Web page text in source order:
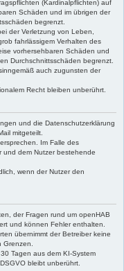
(Kardinalpflichten) auf
Schäden und im übrigen der
begrenzt.
der Verletzung von Leben,
fahrlässigem Verhalten des
vorhersehbaren Schäden und
Durchschnittsschäden begrenzt.
auch zugunsten der
Recht bleiben unberührt.
und die Datenschutzerklärung
mitgeteilt.
Im Falle des
und dem Nutzer bestehende
wenn der Nutzer den
der Fragen rund um openHAB
und können Fehler enthalten.
übernimmt der Betreiber keine
Tagen aus dem KI-System
bleibt unberührt.